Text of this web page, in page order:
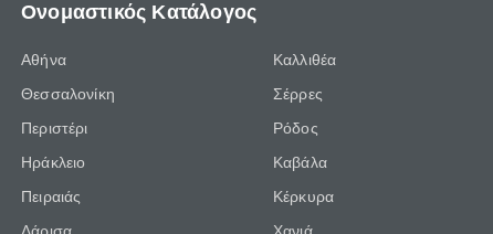
Ονομαστικός Κατάλογος
Αθήνα
Θεσσαλονίκη
Περιστέρι
Ηράκλειο
Πειραιάς
Καλλιθέα
Σέρρες
Ρόδος
Καβάλα
Κέρκυρα